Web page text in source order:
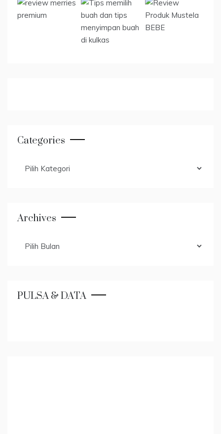
Categories
Archives
PULSA & DATA